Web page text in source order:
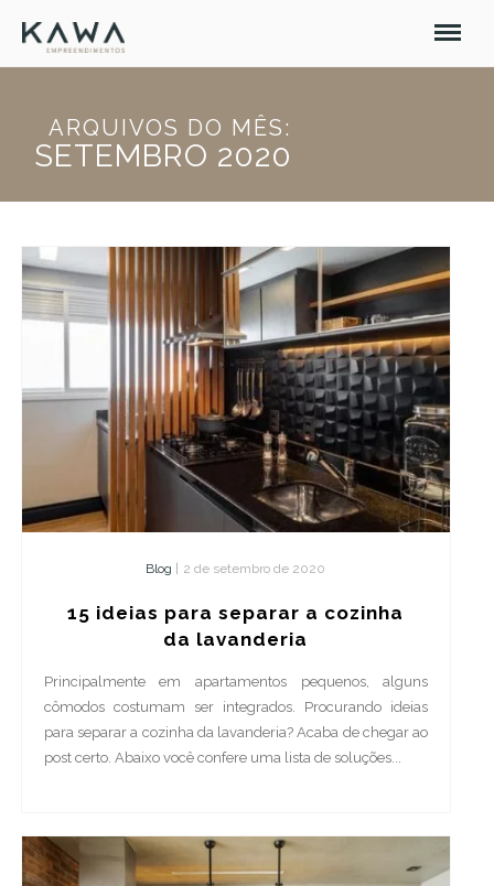
ARQUIVOS DO MÊS:
SETEMBRO 2020
Blog | 2 de setembro de 2020
15 ideias para separar a cozinha
da lavanderia
Principalmente em apartamentos pequenos, alguns
cômodos costumam ser integrados. Procurando ideias
para separar a cozinha da lavanderia? Acaba de chegar ao
post certo. Abaixo você confere uma lista de soluções...